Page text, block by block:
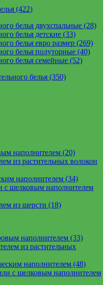
(422)
белья двухспальные (28)
белья детские (33)
белья евро размер (269)
белья полуторные (40)
белья семейные (52)
белья (350)
наполнителем (20)
из растительных волокон
наполнителем (34)
с шелковым наполнителем
из шерсти (18)
наполнителем (33)
из растительных
наполнителем (48)
с шелковым наполнителем